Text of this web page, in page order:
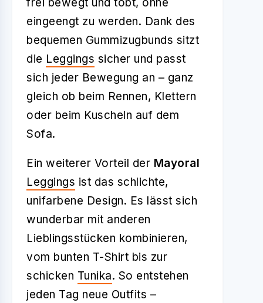
eingeengt zu werden. Dank des
bequemen Gummizugbunds sitzt
die Leggings sicher und passt
sich jeder Bewegung an – ganz
gleich ob beim Rennen, Klettern
oder beim Kuscheln auf dem
Sofa.
Ein weiterer Vorteil der Mayoral
Leggings ist das schlichte,
unifarbene Design. Es lässt sich
wunderbar mit anderen
Lieblingsstücken kombinieren,
vom bunten T-Shirt bis zur
schicken Tunika. So entstehen
jeden Tag neue Outfits –